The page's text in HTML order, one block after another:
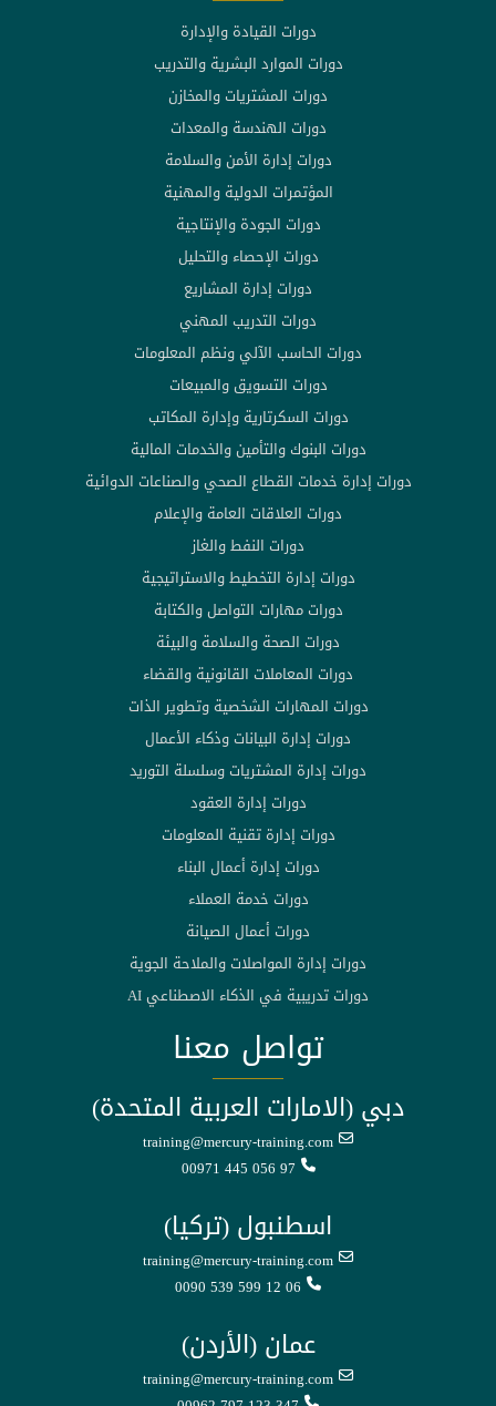
دورات القيادة والإدارة
دورات الموارد البشرية والتدريب
دورات المشتريات والمخازن
دورات الهندسة والمعدات
دورات إدارة الأمن والسلامة
المؤتمرات الدولية والمهنية
دورات الجودة والإنتاجية
دورات الإحصاء والتحليل
دورات إدارة المشاريع
دورات التدريب المهني
دورات الحاسب الآلي ونظم المعلومات
دورات التسويق والمبيعات
دورات السكرتارية وإدارة المكاتب
دورات البنوك والتأمين والخدمات المالية
دورات إدارة خدمات القطاع الصحي والصناعات الدوائية
دورات العلاقات العامة والإعلام
دورات النفط والغاز
دورات إدارة التخطيط والاستراتيجية
دورات مهارات التواصل والكتابة
دورات الصحة والسلامة والبيئة
دورات المعاملات القانونية والقضاء
دورات المهارات الشخصية وتطوير الذات
دورات إدارة البيانات وذكاء الأعمال
دورات إدارة المشتريات وسلسلة التوريد
دورات إدارة العقود
دورات إدارة تقنية المعلومات
دورات إدارة أعمال البناء
دورات خدمة العملاء
دورات أعمال الصيانة
دورات إدارة المواصلات والملاحة الجوية
دورات تدريبية في الذكاء الاصطناعي AI
تواصل معنا
دبي (الامارات العربية المتحدة)
training@mercury-training.com
00971 445 056 97
اسطنبول (تركيا)
training@mercury-training.com
0090 539 599 12 06
عمان (الأردن)
training@mercury-training.com